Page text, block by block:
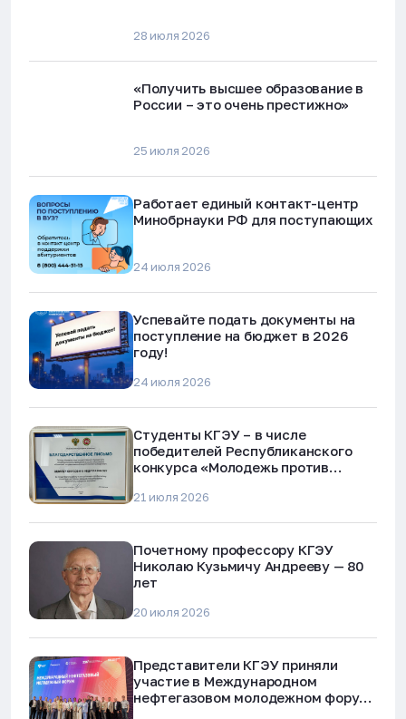
28 июля 2026
«Получить высшее образование в
России – это очень престижно»
25 июля 2026
Работает единый контакт-центр
Минобрнауки РФ для поступающих
24 июля 2026
Успевайте подать документы на
поступление на бюджет в 2026
году!
24 июля 2026
Студенты КГЭУ – в числе
победителей Республиканского
конкурса «Молодежь против
мошенничества»
21 июля 2026
Почетному профессору КГЭУ
Николаю Кузьмичу Андрееву — 80
лет
20 июля 2026
Представители КГЭУ приняли
участие в Международном
нефтегазовом молодежном форуме